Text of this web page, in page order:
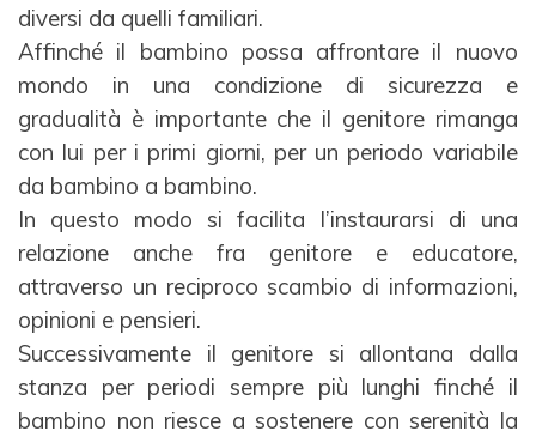
diversi da quelli familiari.
Affinché il bambino possa affrontare il nuovo
mondo in una condizione di sicurezza e
gradualità è importante che il genitore rimanga
con lui per i primi giorni, per un periodo variabile
da bambino a bambino.
In questo modo si facilita l’instaurarsi di una
relazione anche fra genitore e educatore,
attraverso un reciproco scambio di informazioni,
opinioni e pensieri.
Successivamente il genitore si allontana dalla
stanza per periodi sempre più lunghi finché il
bambino non riesce a sostenere con serenità la